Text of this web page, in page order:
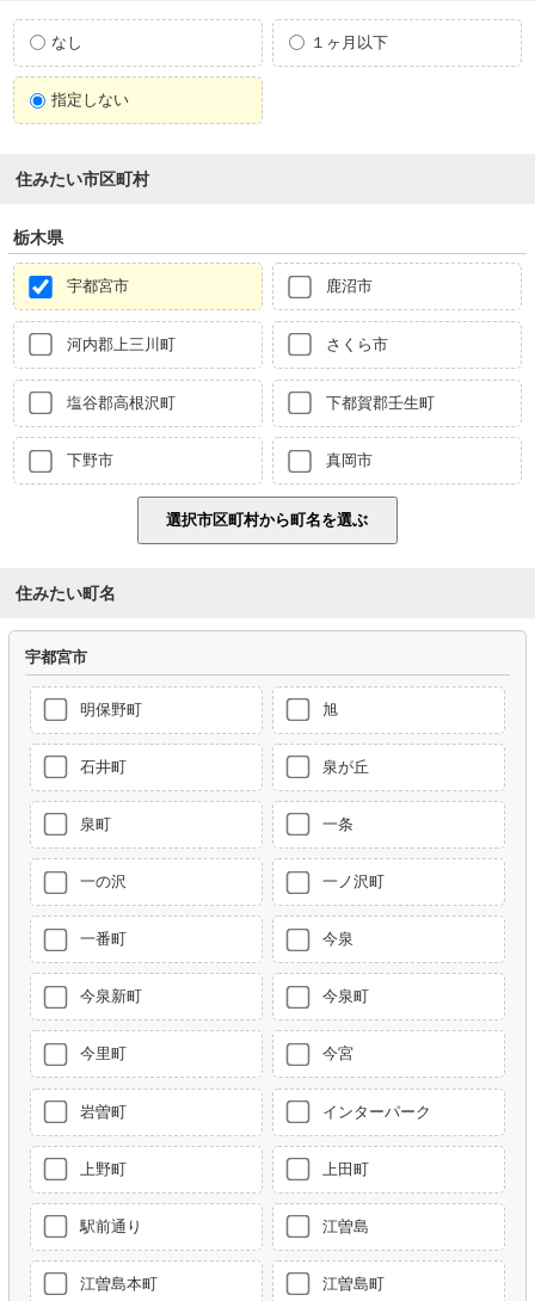
なし １ヶ月以下
指定しない
住みたい市区町村
栃木県
宇都宮市 鹿沼市
河内郡上三川町 さくら市
塩谷郡高根沢町 下都賀郡壬生町
下野市 真岡市
住みたい町名
宇都宮市
明保野町 旭
石井町 泉が丘
泉町 一条
一の沢 一ノ沢町
一番町 今泉
今泉新町 今泉町
今里町 今宮
岩曽町 インターパーク
上野町 上田町
駅前通り 江曽島
江曽島本町 江曽島町